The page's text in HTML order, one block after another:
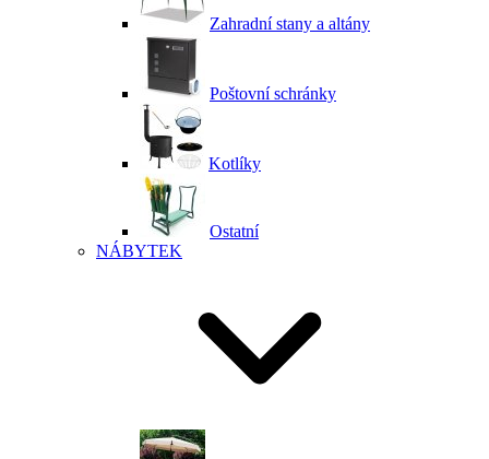
Zahradní stany a altány
Poštovní schránky
Kotlíky
Ostatní
NÁBYTEK